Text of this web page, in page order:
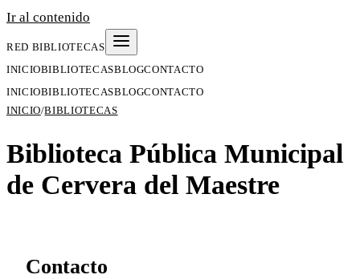
Ir al contenido
RED BIBLIOTECAS
INICIOBIBLIOTECASBLOGCONTACTO
INICIOBIBLIOTECASBLOGCONTACTO
INICIO/BIBLIOTECAS
Biblioteca Pública Municipal
de Cervera del Maestre
Contacto